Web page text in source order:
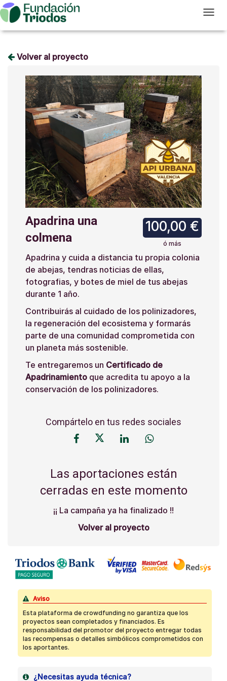
T
Volver al proyecto
100,00 €
ó más
Apadrina una
colmena
Apadrina y cuida a distancia tu propia colonia
de abejas, tendras noticias de ellas,
fotografias, y botes de miel de tus abejas
durante 1 año.
Contribuirás al cuidado de los polinizadores,
la regeneración del ecosistema y formarás
parte de una comunidad comprometida con
un planeta más sostenible.
Te entregaremos un Certificado de
Apadrinamiento que acredita tu apoyo a la
conservación de los polinizadores.
Compártelo en tus redes sociales
Las aportaciones están
cerradas en este momento
¡¡ La campaña ya ha finalizado !!
Volver al proyecto
Aviso
Esta plataforma de crowdfunding no garantiza que los
proyectos sean completados y financiados. Es
responsabilidad del promotor del proyecto entregar todas
las recompensas o detalles simbólicos comprometidos con
los aportantes.
¿Necesitas ayuda técnica?